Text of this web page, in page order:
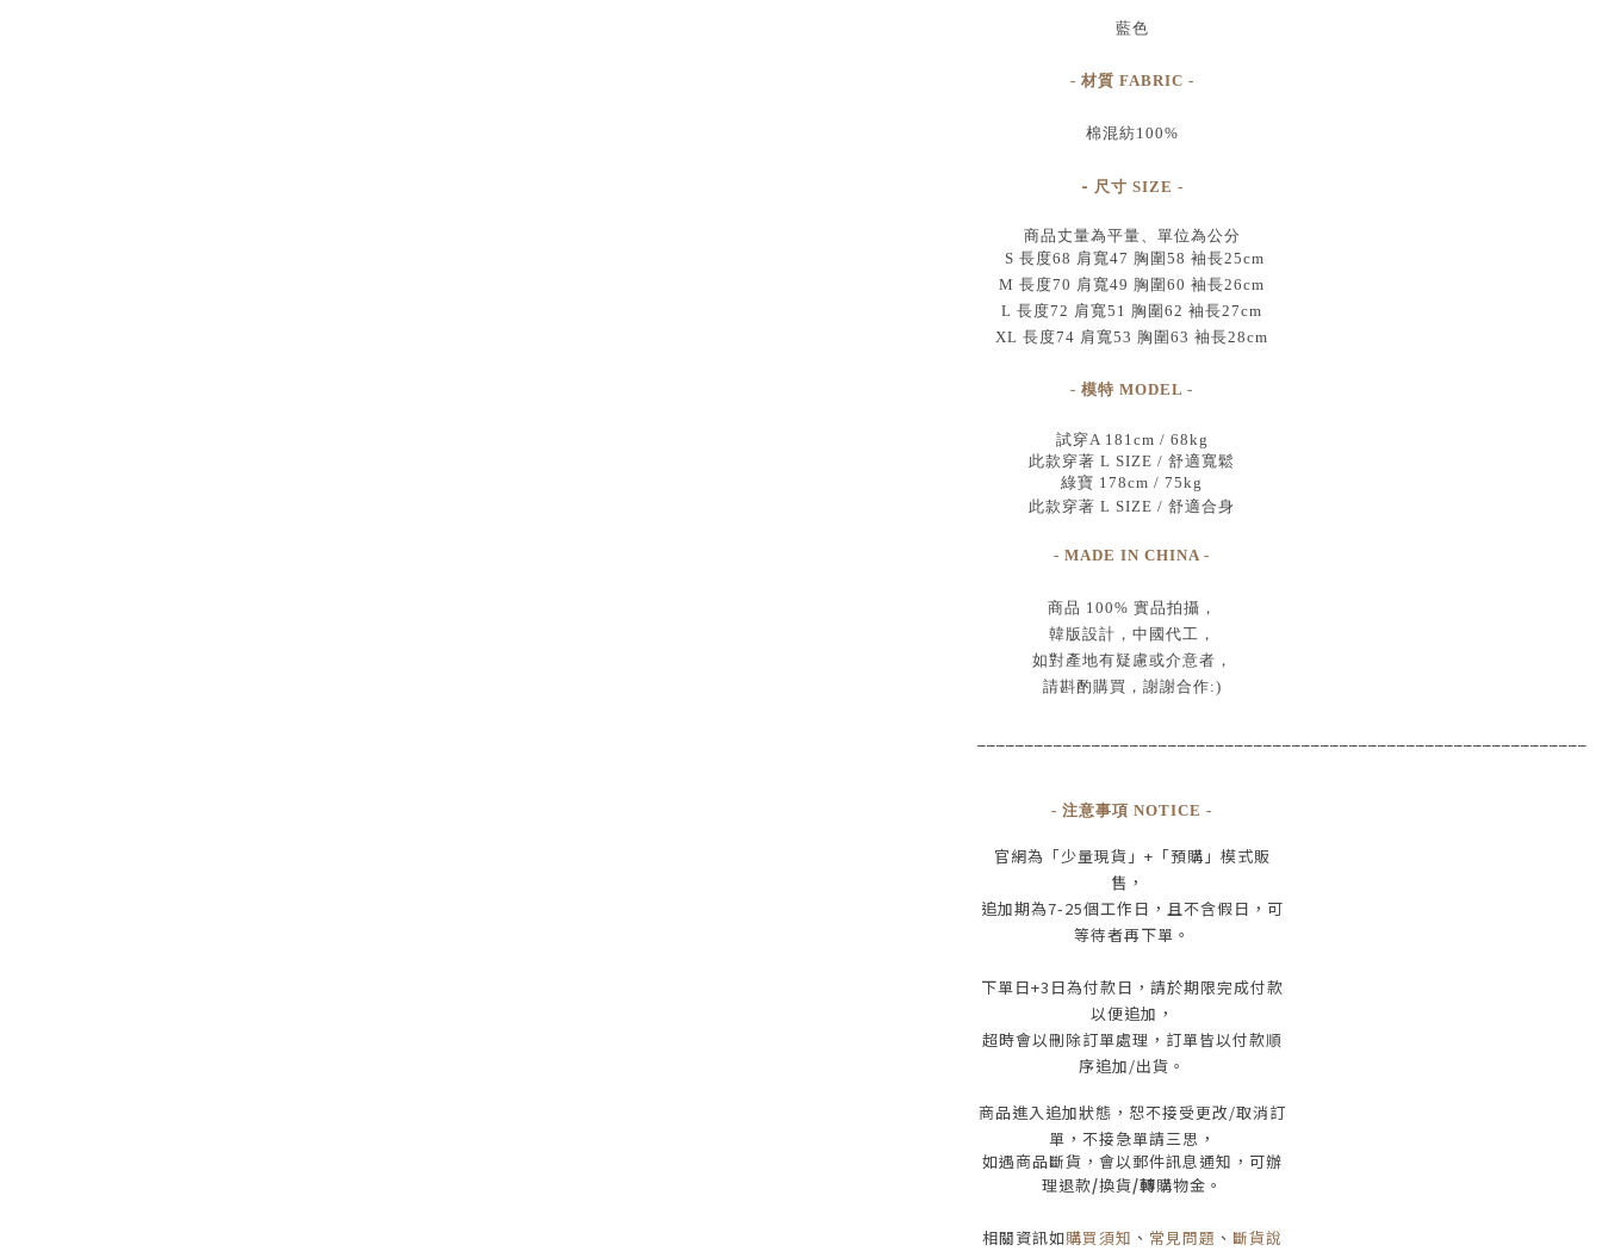
藍色
- 材質 FABRIC -
棉混紡100%
- 尺寸 SIZE -
商品丈量為平量、單位為公分
S 長度68 肩寬47 胸圍58 袖長25cm
M 長度70 肩寬49 胸圍60 袖長26cm
L 長度72 肩寬51 胸圍62 袖長27cm
XL 長度74 肩寬53 胸圍63 袖長28cm
- 模特 MODEL -
試穿A 181cm / 68kg
此款穿著 L SIZE / 舒適寬鬆
綠寶 178cm / 75kg
此款穿著 L SIZE / 舒適合身
- MADE IN CHINA -
商品 100% 實品拍攝 ，
韓版設計，中國代工 ，
如對產地有疑慮或介意者，
請斟酌購買， 謝謝合作:)
- 注意事項 NOTICE -
官網為 「少量現貨」+ 「預購」模式販
售，
追加期為7-25個工作日 ，且不含假日 ， 可
等待者再下單 。
下單日+3 日為付款日，請於期限完成付款
以便追加，
超時會以刪除訂單處理，訂單皆以付款順
序追加/出貨 。
商品進入追加狀態，恕不接受更改/取消訂
單， 不接急單請三思 ，
如遇商品斷貨，會以郵件訊息通知，可辦
理退款/換貨/轉購物金。
相關資訊如購買須知 、 常見問題 、 斷貨說